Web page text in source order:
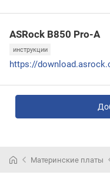
ASRock B850 Pro-A
инструкции
Материнские платы